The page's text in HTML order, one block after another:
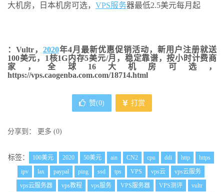
大机房，日本机房可选， VPS服务器最低2.5美元每月起
：Vultr， 2020年4月最新优惠促销活动，新用户注册就送
100美元，1核1G内存5美元/月，稳定靠谱，按小时计费商
家，全球16大机房可选，
https://vps.caogenba.com.com/18714.html
赞(0) 打赏
分享到： 更多 (0)
标签： 100美元 2020 50美元 ain CN2 cpu ddi http
https
ipv
lax paypal ping ssd tps VPS vps云
vps云服务
vps云服务器
vps教程 vps服务 VPS服务器 VPS测评
vultr